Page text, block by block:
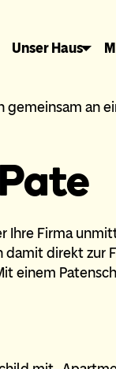
Unser Haus
Ihre Firma
direkt zur
einem